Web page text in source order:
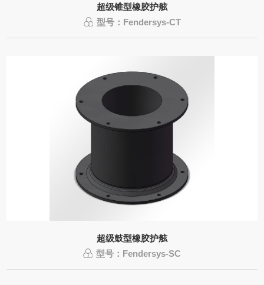
超级锥型橡胶护舷
型号：Fendersys-CT
超级鼓型橡胶护舷
型号：Fendersys-SC